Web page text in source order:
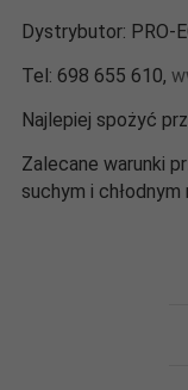
Dystrybutor: PRO-
Tel: 698 655 610,
Najlepiej spożyć
Zalecane warunki
suchym i chłodnym